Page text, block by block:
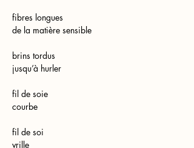
fibres longues
de la matière sensible
brins tordus
jusqu’à hurler
fil de soie
courbe
fil de soi
vrille